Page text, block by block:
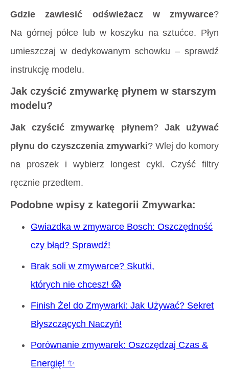
Gdzie zawiesić odświeżacz w zmywarce?
Na górnej półce lub w koszyku na sztućce. Płyn
umieszczaj w dedykowanym schowku – sprawdź
instrukcję modelu.
Jak czyścić zmywarkę płynem w starszym
modelu?
Jak czyścić zmywarkę płynem? Jak używać
płynu do czyszczenia zmywarki? Wlej do komory
na proszek i wybierz longest cykl. Czyść filtry
ręcznie przedtem.
Podobne wpisy z kategorii Zmywarka:
Gwiazdka w zmywarce Bosch: Oszczędność
czy błąd? Sprawdź!
Brak soli w zmywarce? Skutki,
których nie chcesz! 😱
Finish Żel do Zmywarki: Jak Używać? Sekret
Błyszczących Naczyń!
Porównanie zmywarek: Oszczędzaj Czas &
Energię! ✨